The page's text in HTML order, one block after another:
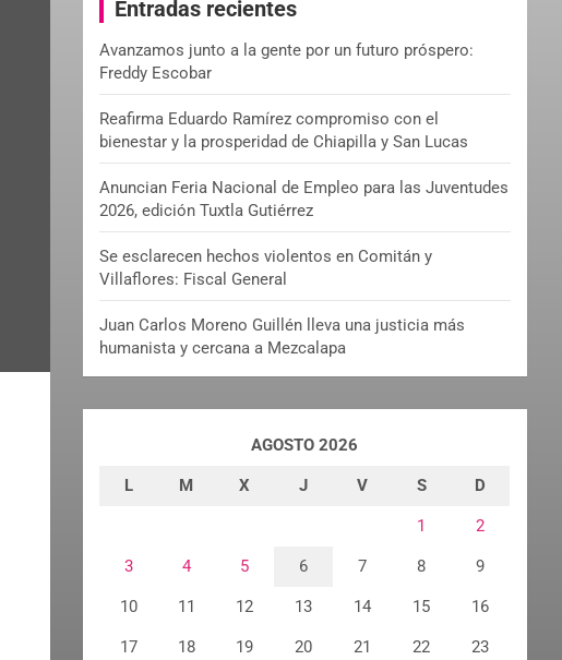
Entradas recientes
Avanzamos junto a la gente por un futuro próspero:
Freddy Escobar
Reafirma Eduardo Ramírez compromiso con el
bienestar y la prosperidad de Chiapilla y San Lucas
Anuncian Feria Nacional de Empleo para las Juventudes
2026, edición Tuxtla Gutiérrez
Se esclarecen hechos violentos en Comitán y
Villaflores: Fiscal General
Juan Carlos Moreno Guillén lleva una justicia más
humanista y cercana a Mezcalapa
AGOSTO 2026
L M X J V S D
1 2
3 4 5 6 7 8 9
10 11 12 13 14 15 16
17 18 19 20 21 22 23